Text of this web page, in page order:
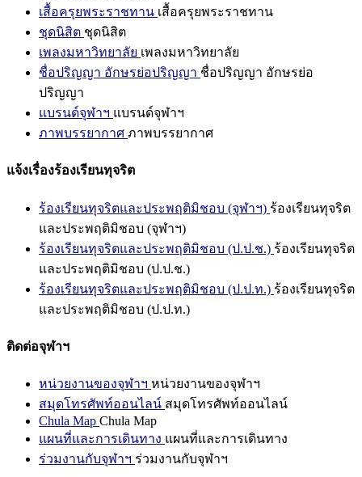
เสื้อครุยพระราชทาน เสื้อครุยพระราชทาน
ชุดนิสิต ชุดนิสิต
เพลงมหาวิทยาลัย เพลงมหาวิทยาลัย
ชื่อปริญญา อักษรย่อปริญญา ชื่อปริญญา อักษรย่อ
ปริญญา
แบรนด์จุฬาฯ แบรนด์จุฬาฯ
ภาพบรรยากาศ ภาพบรรยากาศ
แจ้งเรื่องร้องเรียนทุจริต
ร้องเรียนทุจริตและประพฤติมิชอบ (จุฬาฯ) ร้องเรียนทุจริต
และประพฤติมิชอบ (จุฬาฯ)
ร้องเรียนทุจริตและประพฤติมิชอบ (ป.ป.ช.) ร้องเรียนทุจริต
และประพฤติมิชอบ (ป.ป.ช.)
ร้องเรียนทุจริตและประพฤติมิชอบ (ป.ป.ท.) ร้องเรียนทุจริต
และประพฤติมิชอบ (ป.ป.ท.)
ติดต่อจุฬาฯ
หน่วยงานของจุฬาฯ หน่วยงานของจุฬาฯ
สมุดโทรศัพท์ออนไลน์ สมุดโทรศัพท์ออนไลน์
Chula Map Chula Map
แผนที่และการเดินทาง แผนที่และการเดินทาง
ร่วมงานกับจุฬาฯ ร่วมงานกับจุฬาฯ